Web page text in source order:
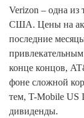
Verizon – одна из
США. Цены на
последние
конце концов,
фоне сложной
тем, T-Mobile US
дивиденды.